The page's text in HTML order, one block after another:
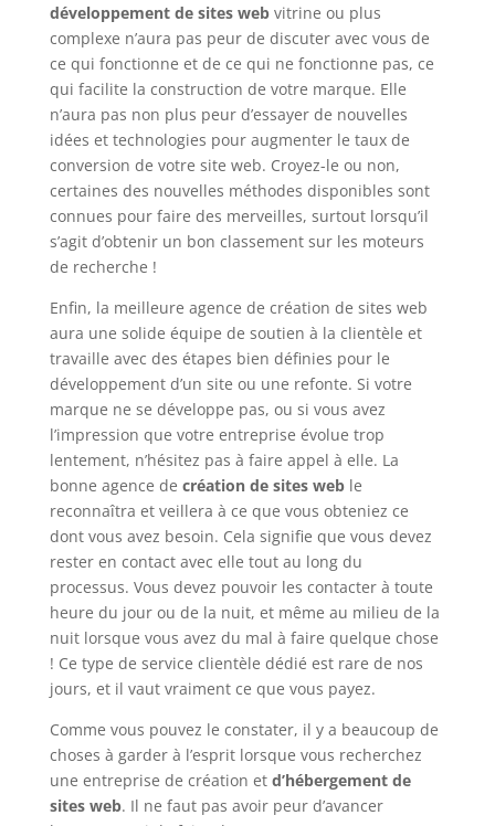
développement de sites webvitrine ou plus
complexe n’aura pas peur de discuter avec vous de
ce qui fonctionne et de ce qui ne fonctionne pas, ce
qui facilite la construction de votre marque. Elle
n’aura pas non plus peur d’essayer de nouvelles
idées et technologies pour augmenter le taux de
conversion de votre site web. Croyez-le ou non,
certaines des nouvelles méthodes disponibles sont
connues pour faire des merveilles, surtout lorsqu’il
s’agit d’obtenir un bon classement sur les moteurs
de recherche !
Enfin, la meilleure agence de création de sites web
aura une solide équipe de soutien à la clientèle et
travaille avec des étapes bien définies pour le
développement d’un site ou une refonte. Si votre
marque ne se développe pas, ou si vous avez
l’impression que votre entreprise évolue trop
lentement, n’hésitez pas à faire appel à elle. La
bonne agence de création de sites weble
reconnaîtra et veillera à ce que vous obteniez ce
dont vous avez besoin. Cela signifie que vous devez
rester en contact avec elle tout au long du
processus. Vous devez pouvoir les contacter à toute
heure du jour ou de la nuit, et même au milieu de la
nuit lorsque vous avez du mal à faire quelque chose
! Ce type de service clientèle dédié est rare de nos
jours, et il vaut vraiment ce que vous payez.
Comme vous pouvez le constater, il y a beaucoup de
choses à garder à l’esprit lorsque vous recherchez
une entreprise de création et d’hébergement de
sites web. Il ne faut pas avoir peur d’avancer